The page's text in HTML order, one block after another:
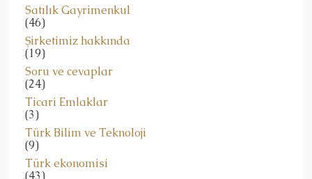
Satılık Gayrimenkul
(46)
Şirketimiz hakkında
(19)
Soru ve cevaplar
(24)
Ticari Emlaklar
(3)
Türk Bilim ve Teknoloji
(9)
Türk ekonomisi
(43)